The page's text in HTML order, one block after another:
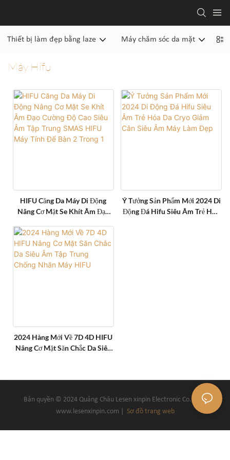
Thiết bị làm đẹp bằng laze Máy chăm sóc da mặt
Máy Hifu
HIFU Căng Da Máy Di Động
Nâng Cơ Mặt Se Khít Âm Đạo
Trung SMAS HIFU Máy Tính Để
Bàn 2 Trong 1
Ý Tưởng Sản Phẩm Mới 2024 Di
Động Đá Hifu Siêu Âm Trẻ Hóa
2024 Hàng Mới Về 7D 4D HIFU
Nâng Cơ Mặt Săn Chắc Da Siêu
Bản quyền © 2024 Quảng Châu Lesen xinpin Electronic Co.,Ltd.-
www.lesenxinpin.com |
Sơ đồ trang web